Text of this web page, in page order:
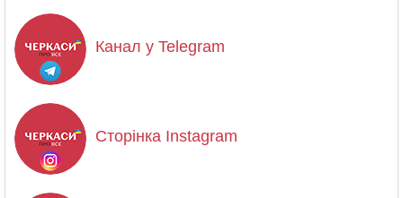
Канал у Telegram
Сторінка Instagram